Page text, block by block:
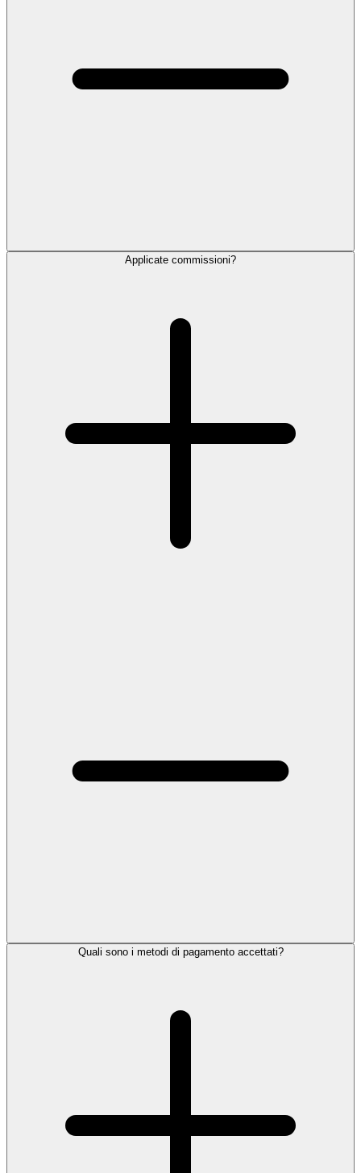
Applicate commissioni?
Quali sono i metodi di pagamento accettati?